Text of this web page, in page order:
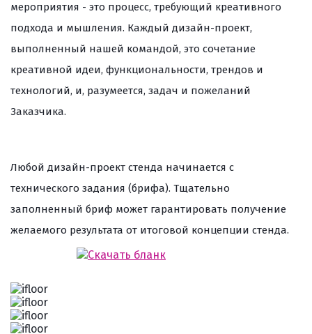
мероприятия - это процесс, требующий креативного
подхода и мышления. Каждый дизайн-проект,
выполненный нашей командой, это сочетание
креативной идеи, функциональности, трендов и
технологий, и, разумеется, задач и пожеланий
Заказчика.
Любой дизайн-проект стенда начинается с
технического задания (брифа). Тщательно
заполненный бриф может гарантировать получение
желаемого результата от итоговой концепции стенда.
Скачать бланк